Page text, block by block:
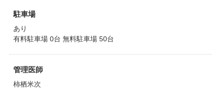
駐車場
あり
有料駐車場 0台 無料駐車場 50台
管理医師
柿栖米次